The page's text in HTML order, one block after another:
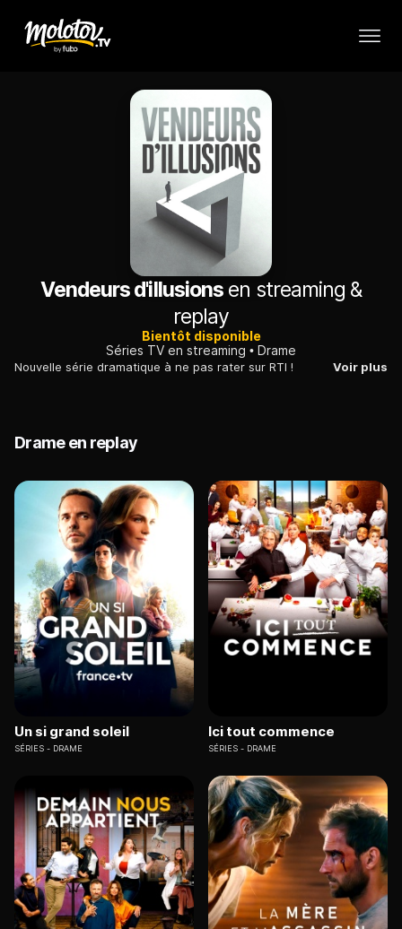
Vendeurs d'illusions en streaming &
replay
Bientôt disponible
Séries TV en streaming
Drame
Nouvelle série dramatique à ne pas rater sur RTI ! Voir plus
Drame en replay
Un si grand soleil
SÉRIES DRAME
Ici tout commence
SÉRIES DRAME